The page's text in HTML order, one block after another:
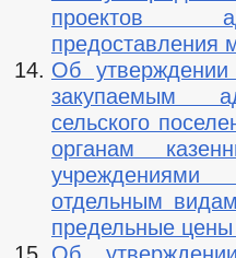
проектов
предоставления
Об
закупаемым
сельского
органам
отдельным
предельные цены
Об